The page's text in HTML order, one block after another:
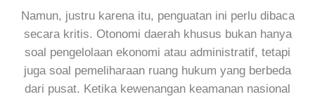
Namun, justru karena itu, penguatan ini perlu dibaca
secara kritis. Otonomi daerah khusus bukan hanya
soal pengelolaan ekonomi atau administratif, tetapi
juga soal pemeliharaan ruang hukum yang berbeda
dari pusat. Ketika kewenangan keamanan nasional